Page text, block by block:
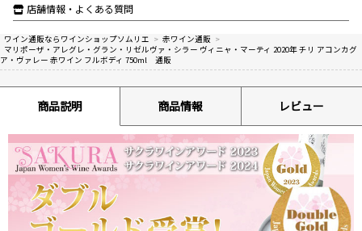
店舗情報・よくある質問
ワイン通販ならワインショップソムリエ > 赤ワイン通販 >
マリポーザ・アレグレ・グラン・リゼルヴァ・シラー ヴィニャ・マーティ 2020年 チリ アコンカグ
ア・ヴァレー 赤ワイン フルボディ 750ml 通販
商品説明 商品情報 レビュー